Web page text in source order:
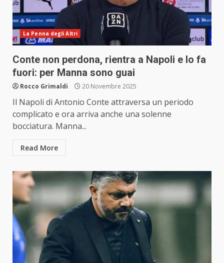
La Penna degli Altri
Conte non perdona, rientra a Napoli e lo fa
fuori: per Manna sono guai
Rocco Grimaldi 20 Novembre 2025
Il Napoli di Antonio Conte attraversa un periodo
complicato e ora arriva anche una solenne
bocciatura. Manna...
Read More